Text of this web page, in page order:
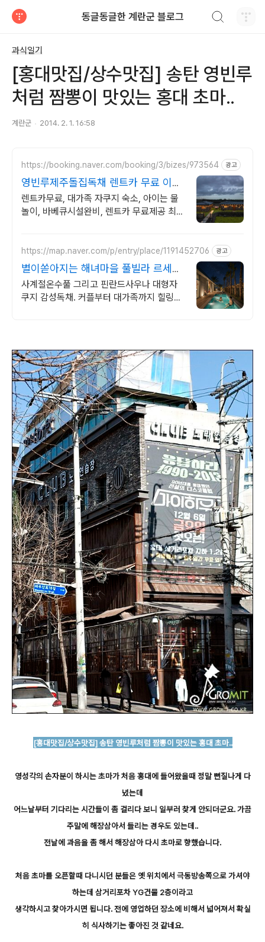
동글동글한 계란군 블로그
과식일기
[홍대맛집/상수맛집] 송탄 영빈루
처럼 짬뽕이 맛있는 홍대 초마..
계란군 2014. 2. 1. 16:58
https://booking.naver.com/booking/3/bizes/973564 광고
영빈루제주돌집독채 렌트카 무료 이벤
트중
렌트카무료, 대가족 자쿠지 숙소, 아이는 물
놀이, 바베큐시설완비, 렌트카 무료제공 최대
https://map.naver.com/p/entry/place/1191452706 광고
별이쏟아지는 해녀마을 풀빌라 르세라
핌도 다녀간 감성풀빌라
사계절온수풀 그리고 핀란드사우나 대형자
쿠지 감성독채. 커플부터 대가족까지 힐링숙
[홍대맛집/상수맛집] 송탄 영빈루처럼 짬뽕이 맛있는 홍대 초마..
영성각의 손자분이 하시는 초마가 처음 홍대에 들어왔을때 정말 뻔질나게 다
녔는데
어느날부터 기다리는 시간들이 좀 걸리다 보니 일부러 찾게 안되더군요. 가끔
주말에 해장삼아서 들리는 경우도 있는데..
전날에 과음을 좀 해서 해장삼아 다시 초마로 향했습니다.
처음 초마를 오픈할때 다니시던 분들은 옛 위치에서 극동방송쪽으로 가셔야
하는데 삼거리포차 YG건물 2층이라고
생각하시고 찾아가시면 됩니다. 전에 영업하던 장소에 비해서 넓어져서 확실
히 식사하기는 좋아진 것 같네요.